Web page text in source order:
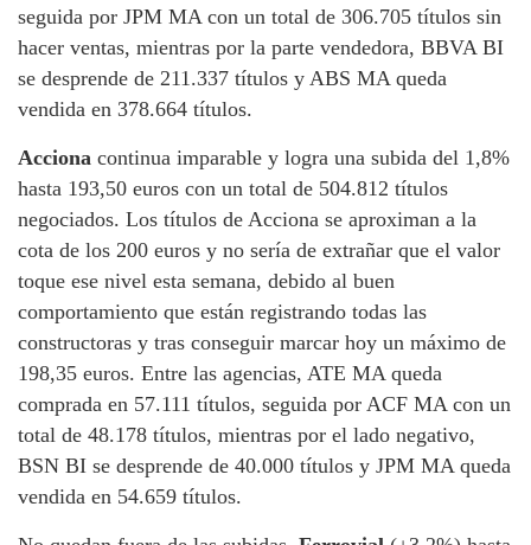
seguida por JPM MA con un total de 306.705 títulos sin
hacer ventas, mientras por la parte vendedora, BBVA BI
se desprende de 211.337 títulos y ABS MA queda
vendida en 378.664 títulos.
Acciona continua imparable y logra una subida del 1,8%
hasta 193,50 euros con un total de 504.812 títulos
negociados. Los títulos de Acciona se aproximan a la
cota de los 200 euros y no sería de extrañar que el valor
toque ese nivel esta semana, debido al buen
comportamiento que están registrando todas las
constructoras y tras conseguir marcar hoy un máximo de
198,35 euros. Entre las agencias, ATE MA queda
comprada en 57.111 títulos, seguida por ACF MA con un
total de 48.178 títulos, mientras por el lado negativo,
BSN BI se desprende de 40.000 títulos y JPM MA queda
vendida en 54.659 títulos.